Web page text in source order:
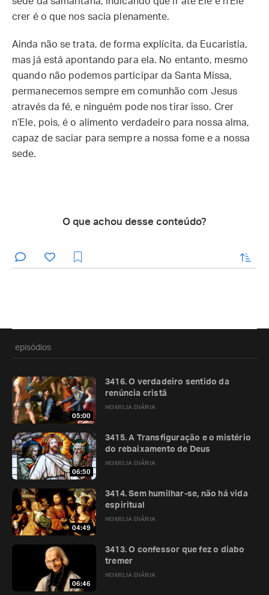
crer é o que nos sacia plenamente.
Ainda não se trata, de forma explícita, da Eucaristia,
mas já está apontando para ela. No entanto, mesmo
quando não podemos participar da Santa Missa,
permanecemos sempre em comunhão com Jesus
através da fé, e ninguém pode nos tirar isso. Crer
n’Ele, pois, é o alimento verdadeiro para nossa alma,
capaz de saciar para sempre a nossa fome e a nossa
sede.
O que achou desse conteúdo?
enviar
episódios
05:00
HOMILIA DIÁRIA
3416. O verdadeiro sentido da
renúncia cristã
06:50
HOMILIA DIÁRIA
3415. A Transfiguração e o mistério
do rebaixamento de Deus
04:49
HOMILIA DIÁRIA
3414. Sem humilhar-se, não há vida
espiritual
06:46
HOMILIA DIÁRIA
3413. O confessor que fez o diabo
tremer